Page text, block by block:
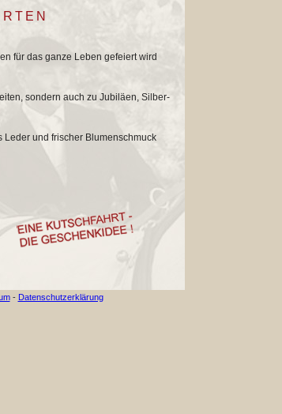
für das ganze Leben gefeiert wird
sondern auch zu Jubiläen, Silber-
Leder und frischer Blumenschmuck
- Datenschutzerklärung